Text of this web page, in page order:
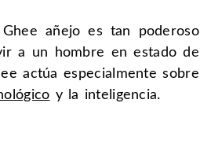
añejo es tan poderoso
a un hombre en estado de
actúa especialmente sobre
y la inteligencia.